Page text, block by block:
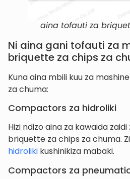
aina tofauti za
Ni aina gani tofauti za
briquette za chips za
Kuna aina mbili kuu za
za chuma:
Compactors za hidroliki
Hizi ndizo aina za kawaida
briquette za chips za chuma.
hidroliki kushinikiza mabaki.
Compactors za